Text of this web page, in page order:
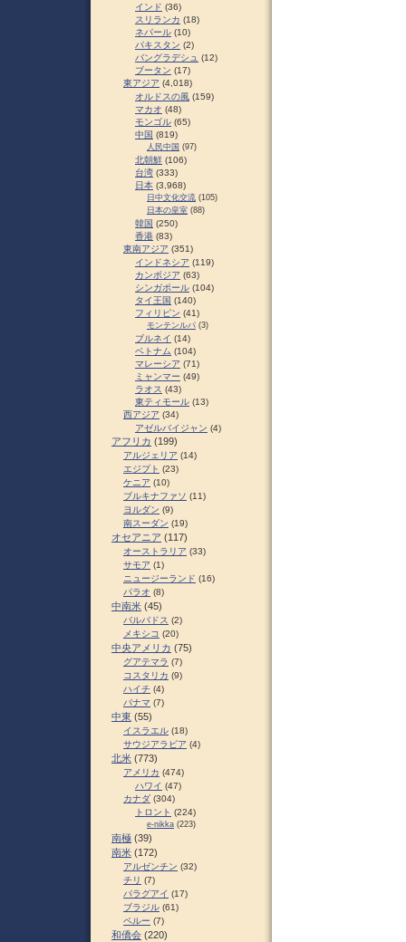
インド (36)
スリランカ (18)
ネパール (10)
パキスタン (2)
バングラデシュ (12)
ブータン (17)
東アジア (4,018)
オルドスの風 (159)
マカオ (48)
モンゴル (65)
中国 (819)
人民中国 (97)
北朝鮮 (106)
台湾 (333)
日本 (3,968)
日中文化交流 (105)
日本の皇室 (88)
韓国 (250)
香港 (83)
東南アジア (351)
インドネシア (119)
カンボジア (63)
シンガポール (104)
タイ王国 (140)
フィリピン (41)
モンテンルパ (3)
ブルネイ (14)
ベトナム (104)
マレーシア (71)
ミャンマー (49)
ラオス (43)
東ティモール (13)
西アジア (34)
アゼルバイジャン (4)
アフリカ (199)
アルジェリア (14)
エジプト (23)
ケニア (10)
ブルキナファソ (11)
ヨルダン (9)
南スーダン (19)
オセアニア (117)
オーストラリア (33)
サモア (1)
ニュージーランド (16)
パラオ (8)
中南米 (45)
バルバドス (2)
メキシコ (20)
中央アメリカ (75)
グアテマラ (7)
コスタリカ (9)
ハイチ (4)
パナマ (7)
中東 (55)
イスラエル (18)
サウジアラビア (4)
北米 (773)
アメリカ (474)
ハワイ (47)
カナダ (304)
トロント (224)
e-nikka (223)
南極 (39)
南米 (172)
アルゼンチン (32)
チリ (7)
パラグアイ (17)
ブラジル (61)
ペルー (7)
和僑会 (220)